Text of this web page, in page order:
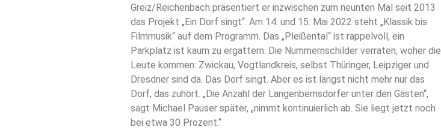
Greiz/Reichenbach präsentiert er inzwischen zum neunten Mal seit 2013
das Projekt „Ein Dorf singt“. Am 14. und 15. Mai 2022 steht „Klassik bis
Filmmusik“ auf dem Programm. Das „Pleißental“ ist rappelvoll, ein
Parkplatz ist kaum zu ergattern. Die Nummernschilder verraten, woher die
Leute kommen: Zwickau, Vogtlandkreis, selbst Thüringer, Leipziger und
Dresdner sind da. Das Dorf singt. Aber es ist längst nicht mehr nur das
Dorf, das zuhört. „Die Anzahl der Langenbernsdorfer unter den Gästen“,
sagt Michael Pauser später, „nimmt kontinuierlich ab. Sie liegt jetzt noch
bei etwa 30 Prozent.“